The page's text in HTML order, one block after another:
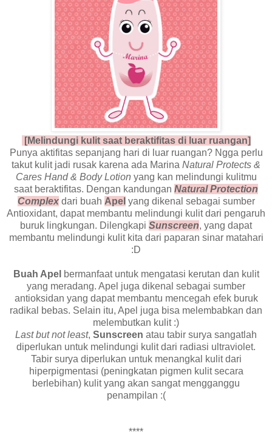
[Melindungi kulit saat beraktifitas di luar ruangan]
Punya aktifitas sepanjang hari di luar ruangan? Ngga perlu
takut kulit jadi rusak karena ada Marina Natural Protects &
Cares Hand & Body Lotion yang kan melindungi kulitmu
saat beraktifitas. Dengan kandungan Natural Protection
Complexdari buah Apel yang dikenal sebagai sumber
Antioxidant, dapat membantu melindungi kulit dari pengaruh
buruk lingkungan. Dilengkapi Sunscreen, yang dapat
membantu melindungi kulit kita dari paparan sinar matahari
:D
Buah Apel bermanfaat untuk mengatasi kerutan dan kulit
yang meradang. Apel juga dikenal sebagai sumber
antioksidan yang dapat membantu mencegah efek buruk
radikal bebas. Selain itu, Apel juga bisa melembabkan dan
melembutkan kulit :)
Last but not least, Sunscreen atau tabir surya sangatlah
diperlukan untuk melindungi kulit dari radiasi ultraviolet.
Tabir surya diperlukan untuk menangkal kulit dari
hiperpigmentasi (peningkatan pigmen kulit secara
berlebihan) kulit yang akan sangat mengganggu
penampilan :(
****